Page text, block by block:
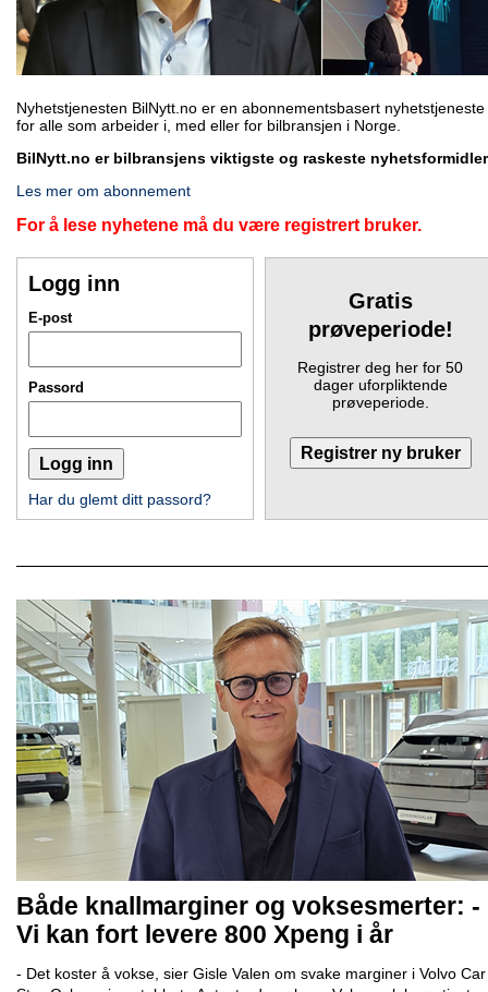
Nyhetstjenesten BilNytt.no er en abonnementsbasert nyhetstjeneste
for alle som arbeider i, med eller for bilbransjen i Norge.
BilNytt.no er bilbransjens viktigste og raskeste
Les mer om abonnement
For å lese nyhetene må du være registrert bruker.
Logg inn
E-post
Passord
Har du glemt ditt passord?
Gratis
prøveperiode!
Registrer deg her for 50
dager uforpliktende
prøveperiode.
Både knallmarginer og voksesmerter: -
Vi kan fort levere 800 Xpeng i år
- Det koster å vokse, sier Gisle Valen om svake marginer i Volvo Car